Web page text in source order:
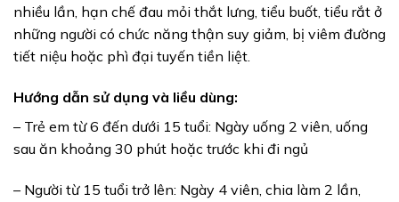
nhiều lần, hạn chế đau mỏi thắt lưng, tiểu buốt, tiểu rắt ở
những người có chức năng thận suy giảm, bị viêm đường
tiết niệu hoặc phì đại tuyến tiền liệt.
Hướng dẫn sử dụng và liều dùng:
– Trẻ em từ 6 đến dưới 15 tuổi: Ngày uống 2 viên, uống
sau ăn khoảng 30 phút hoặc trước khi đi ngủ
– Người từ 15 tuổi trở lên: Ngày 4 viên, chia làm 2 lần,